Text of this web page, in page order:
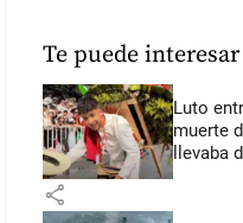
Te puede interesar
Luto
muerte
llevaba
share